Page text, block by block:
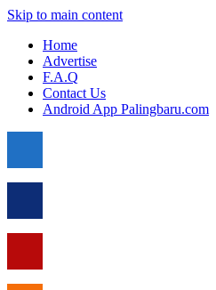
Skip to main content
Home
Advertise
F.A.Q
Contact Us
Android App Palingbaru.com